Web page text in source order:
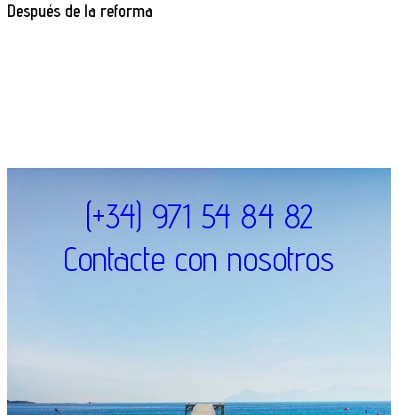
Después de la reforma
(+34) 971 54 84 82
Contacte con nosotros